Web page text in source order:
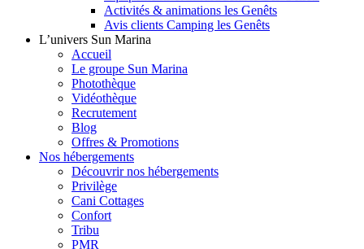
Activités & animations les Genêts
Avis clients Camping les Genêts
L’univers Sun Marina
Accueil
Le groupe Sun Marina
Photothèque
Vidéothèque
Recrutement
Blog
Offres & Promotions
Nos hébergements
Découvrir nos hébergements
Privilège
Cani Cottages
Confort
Tribu
PMR